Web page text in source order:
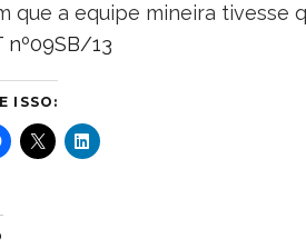
que a equipe mineira tivesse
nº09SB/13
ISSO: